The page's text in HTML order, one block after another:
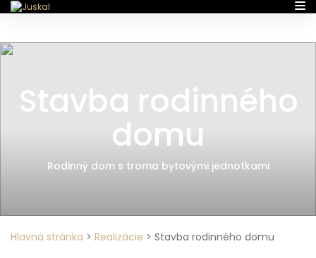
Stavba rodinného
domu
Rodinný dom s troma bytovými jednotkami
Hlavná stránka > Realizácie > Stavba rodinného domu